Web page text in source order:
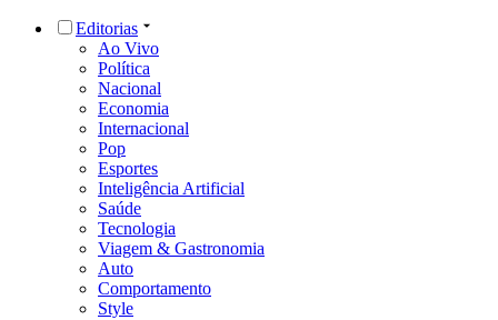
Editorias
Ao Vivo
Política
Nacional
Economia
Internacional
Pop
Esportes
Inteligência Artificial
Saúde
Tecnologia
Viagem & Gastronomia
Auto
Comportamento
Style